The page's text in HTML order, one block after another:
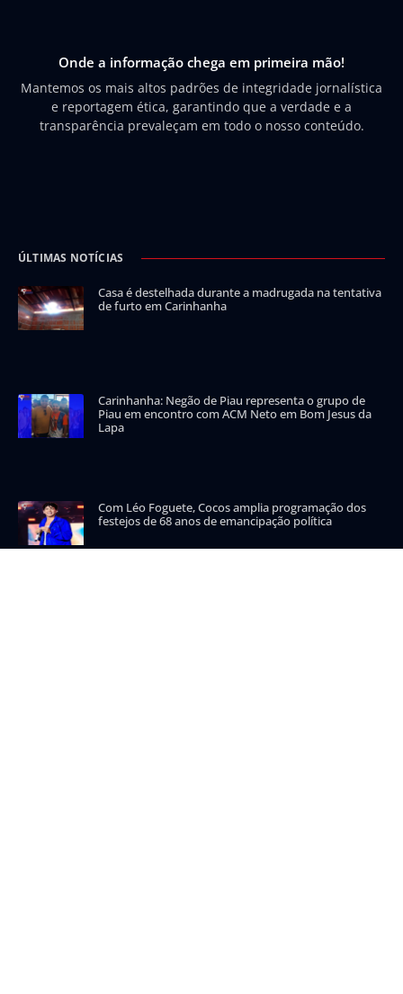
Onde a informação chega em primeira mão!
Mantemos os mais altos padrões de integridade jornalística
e reportagem ética, garantindo que a verdade e a
transparência prevaleçam em todo o nosso conteúdo.
ÚLTIMAS NOTÍCIAS
Casa é destelhada durante a madrugada na tentativa
de furto em Carinhanha
Carinhanha: Negão de Piau representa o grupo de
Piau em encontro com ACM Neto em Bom Jesus da
Lapa
Com Léo Foguete, Cocos amplia programação dos
festejos de 68 anos de emancipação política